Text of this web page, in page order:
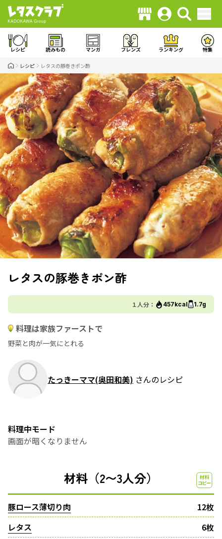
レシピ 読みもの マンガ フレンズ ランキング 特集
レシピ レタスの豚巻きポン酢
レタスの豚巻きポン酢
１人分： 457kcal 1.7g
料理は家族ファーストで
野菜と肉が一気にとれる
たっきーママ(奥田和美) さんのレシピ
料理中モード
画面が暗くなりません
材料（2〜3人分）
豚ロース薄切り肉
12枚
レタス
6枚